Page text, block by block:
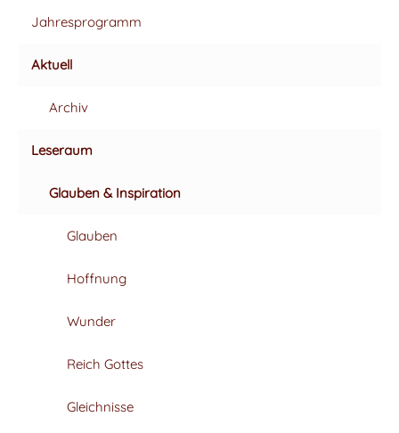
2024
Jahresprogramm
Aktuell
Archiv
Leseraum
Glauben & Inspiration
Glauben
Hoffnung
Wunder
Reich Gottes
Gleichnisse